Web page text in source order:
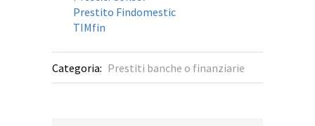
Prestito Findomestic
TIMfin
Categoria: Prestiti banche o finanziarie